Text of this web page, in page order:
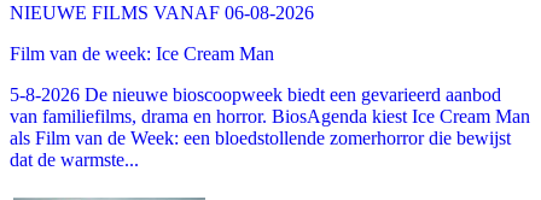
NIEUWE FILMS VANAF 06-08-2026
Film van de week: Ice Cream Man
5-8-2026 De nieuwe bioscoopweek biedt een gevarieerd aanbod
van familiefilms, drama en horror. BiosAgenda kiest Ice Cream Man
als Film van de Week: een bloedstollende zomerhorror die bewijst
dat de warmste...